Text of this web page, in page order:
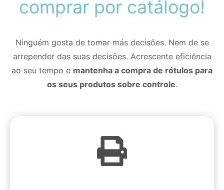
comprar por catálogo!
Ninguém gosta de tomar más decisões. Nem de se
arrepender das suas decisões. Acrescente eficiência
ao seu tempo e mantenha a compra de rótulos para
os seus produtos sobre controle.